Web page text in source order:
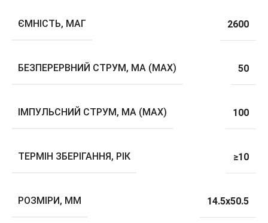
ЄМНІСТЬ, МАГ 2600
БЕЗПЕРЕРВНИЙ СТРУМ, МА (MAX) 50
ІМПУЛЬСНИЙ СТРУМ, МА (MAX) 100
ТЕРМІН ЗБЕРІГАННЯ, РІК ≥10
РОЗМІРИ, ММ 14.5х50.5